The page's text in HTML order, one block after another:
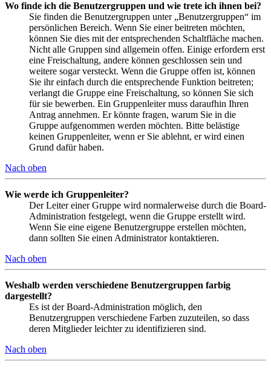
Wo finde ich die Benutzergruppen und wie trete ich ihnen bei?
Sie finden die Benutzergruppen unter „Benutzergruppen“ im
persönlichen Bereich. Wenn Sie einer beitreten möchten,
können Sie dies mit der entsprechenden Schaltfläche machen.
Nicht alle Gruppen sind allgemein offen. Einige erfordern erst
eine Freischaltung, andere können geschlossen sein und
weitere sogar versteckt. Wenn die Gruppe offen ist, können
Sie ihr einfach durch die entsprechende Funktion beitreten;
verlangt die Gruppe eine Freischaltung, so können Sie sich
für sie bewerben. Ein Gruppenleiter muss daraufhin Ihren
Antrag annehmen. Er könnte fragen, warum Sie in die
Gruppe aufgenommen werden möchten. Bitte belästige
keinen Gruppenleiter, wenn er Sie ablehnt, er wird einen
Grund dafür haben.
Nach oben
Wie werde ich Gruppenleiter?
Der Leiter einer Gruppe wird normalerweise durch die Board-
Administration festgelegt, wenn die Gruppe erstellt wird.
Wenn Sie eine eigene Benutzergruppe erstellen möchten,
dann sollten Sie einen Administrator kontaktieren.
Nach oben
Weshalb werden verschiedene Benutzergruppen farbig
dargestellt?
Es ist der Board-Administration möglich, den
Benutzergruppen verschiedene Farben zuzuteilen, so dass
deren Mitglieder leichter zu identifizieren sind.
Nach oben